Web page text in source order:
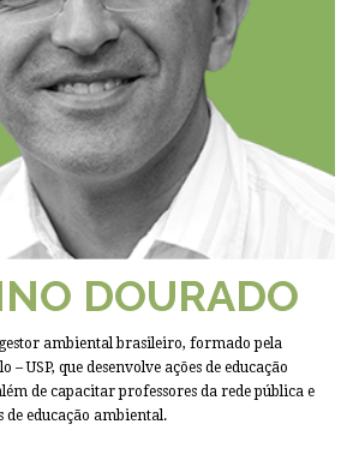
DOURADO
ambiental brasileiro, formado pela
– USP, que desenvolve ações de educação
de capacitar professores da rede pública e
educação ambiental.